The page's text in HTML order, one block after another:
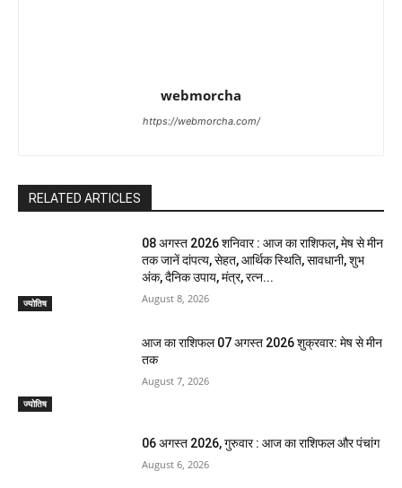
webmorcha
https://webmorcha.com/
RELATED ARTICLES
ज्योतिष
08 अगस्त 2026 शनिवार : आज का राशिफल, मेष से मीन
तक जानें दांपत्य, सेहत, आर्थिक स्थिति, सावधानी, शुभ
अंक, दैनिक उपाय, मंत्र, रत्न...
August 8, 2026
ज्योतिष
आज का राशिफल 07 अगस्त 2026 शुक्रवार: मेष से मीन
तक
August 7, 2026
06 अगस्त 2026, गुरुवार : आज का राशिफल और पंचांग
August 6, 2026